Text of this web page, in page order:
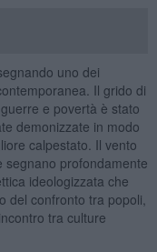
uno dei
Il grido di
e povertà è stato
demonizzate in modo
calpestato. Il vento
segnano profondamente
ideologizzata che
del confronto tra popoli,
tra culture